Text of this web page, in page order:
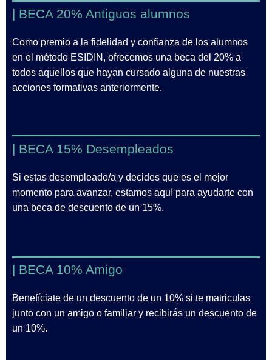
| BECA 20% Antiguos alumnos
Como premio a la fidelidad y confianza de los alumnos
en el método ESIDIN, ofrecemos una beca del 20% a
todos aquellos que hayan cursado alguna de nuestras
acciones formativas anteriormente.
| BECA 15% Desempleados
Si estas desempleado/a y decides que es el mejor
momento para avanzar, estamos aquí para ayudarte con
una beca de descuento de un 15%.
| BECA 10% Amigo
Benefíciate de un descuento de un 10% si te matriculas
junto con un amigo o familiar y recibirás un descuento de
un 10%.